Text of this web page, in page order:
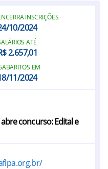
INSCRIÇÕES
10/2024
ATÉ
2.657,01
EM
11/2024
concurso: Edital e